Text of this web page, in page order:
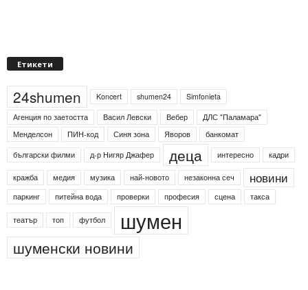
Етикети
24shumen Koncert shumen24
Simfonieta
Агенция по заетостта
Васил Левски Вебер
ДЛС "Паламара"
Менделсон
ПИН-код Синя зона Яворов
банкомат
български филми
д-р Нигяр Джафер деца интересно кадри
кражба медия музика най-новото незаконна сеч новини
паркинг питейна вода проверки професия сцена такса
театър топ футбол шумен
шуменски новини